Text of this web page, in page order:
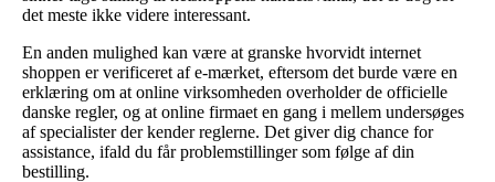
det meste ikke videre interessant.
En anden mulighed kan være at granske hvorvidt internet
shoppen er verificeret af e-mærket, eftersom det burde være en
erklæring om at online virksomheden overholder de officielle
danske regler, og at online firmaet en gang i mellem undersøges
af specialister der kender reglerne. Det giver dig chance for
assistance, ifald du får problemstillinger som følge af din
bestilling.